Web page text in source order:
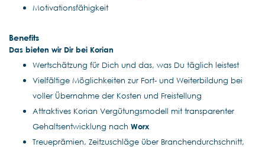
Motivationsfähigkeit
Benefits
Das bieten wir Dir bei Korian
Wertschätzung für Dich und das, was Du täglich leistest
Vielfältige Möglichkeiten zur Fort- und Weiterbildung bei
voller Übernahme der Kosten und Freistellung
Attraktives Korian Vergütungsmodell mit transparenter
Gehaltsentwicklung nach Worx
Treueprämien, Zeitzuschläge über Branchendurchschnitt,